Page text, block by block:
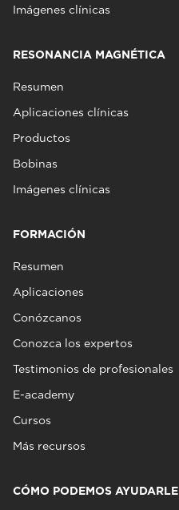
Imágenes clínicas
RESONANCIA MAGNÉTICA
Resumen
Aplicaciones clínicas
Productos
Bobinas
Imágenes clínicas
FORMACIÓN
Resumen
Aplicaciones
Conózcanos
Conozca los expertos
Testimonios de profesionales
E-academy
Cursos
Más recursos
CÓMO PODEMOS AYUDARLE